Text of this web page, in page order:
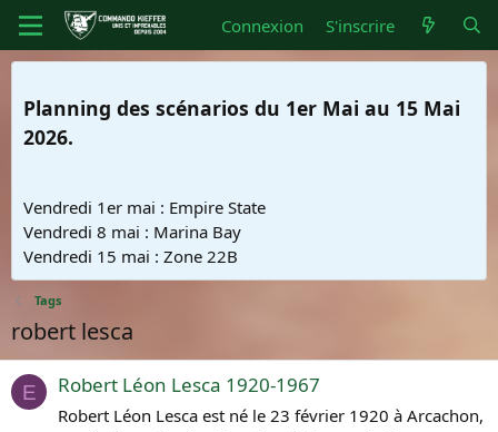
Connexion S'inscrire
Planning des scénarios du 1er Mai au 15 Mai
2026.
Vendredi 1er mai : Empire State
Vendredi 8 mai : Marina Bay
Vendredi 15 mai : Zone 22B
Tags
robert lesca
E Robert Léon Lesca 1920-1967
Robert Léon Lesca est né le 23 février 1920 à Arcachon,